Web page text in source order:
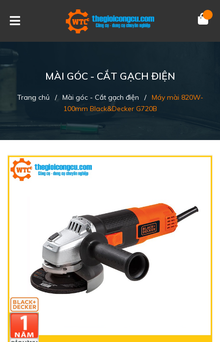
MÀI GÓC - CẮT GẠCH ĐIỆN
Trang chủ / Mài góc - Cắt gạch điện / Máy mài 820W-
100mm Black&Decker G720B